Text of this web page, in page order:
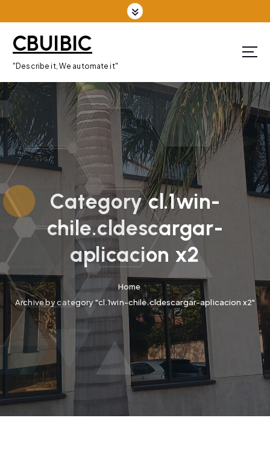
k
o
c
o
n
t
e
t
CBUIBIC
"Describe it, We automate it"
Category cl.1win-
chile.cldescargar-
aplicacion x2
Home
Archive by category "cl.1win-chile.cldescargar-aplicacion x2"